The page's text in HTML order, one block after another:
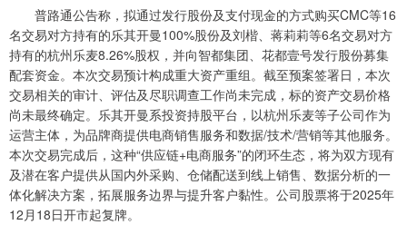
普路通公告称，拟通过发行股份及支付现金的方式购买CMC等16
名交易对方持有的乐其开曼100%股份及刘楷、蒋莉莉等6名交易对方
持有的杭州乐麦8.26%股权，并向智都集团、花都壹号发行股份募集
配套资金。本次交易预计构成重大资产重组。截至预案签署日，本次
交易相关的审计、评估及尽职调查工作尚未完成，标的资产交易价格
尚未最终确定。乐其开曼系投资持股平台，以杭州乐麦等子公司作为
运营主体，为品牌商提供电商销售服务和数据/技术/营销等其他服务。
本次交易完成后，这种“供应链+电商服务”的闭环生态，将为双方现有
及潜在客户提供从国内外采购、仓储配送到线上销售、数据分析的一
体化解决方案，拓展服务边界与提升客户黏性。公司股票将于2025年
12月18日开市起复牌。